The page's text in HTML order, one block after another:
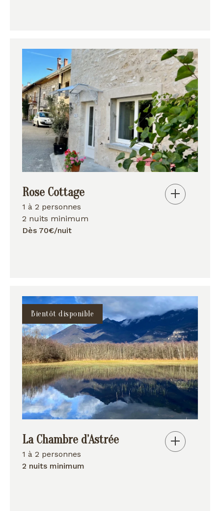
Rose Cottage
1 à 2 personnes
2 nuits minimum
Dès 70€/nuit
Bientôt disponible
La Chambre d’Astrée
1 à 2 personnes
2 nuits minimum